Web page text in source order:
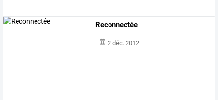
Reconnectée
2 déc. 2012